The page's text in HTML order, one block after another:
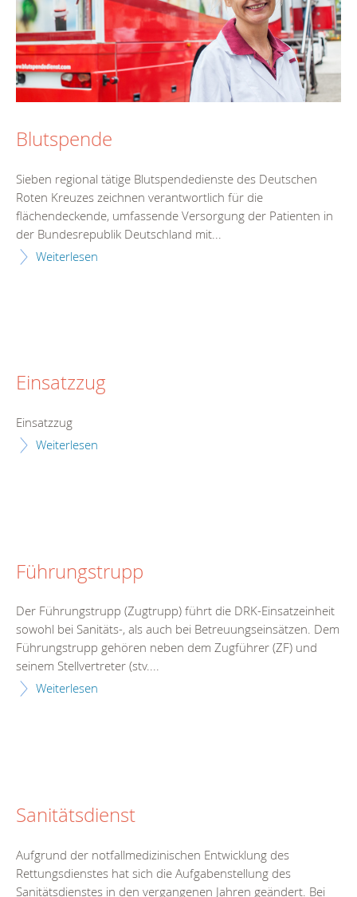
Blutspende
Sieben regional tätige Blutspendedienste des Deutschen
Roten Kreuzes zeichnen verantwortlich für die
flächendeckende, umfassende Versorgung der Patienten in
der Bundesrepublik Deutschland mit...
Weiterlesen
Einsatzzug
Einsatzzug
Weiterlesen
Führungstrupp
Der Führungstrupp (Zugtrupp) führt die DRK-Einsatzeinheit
sowohl bei Sanitäts-, als auch bei Betreuungseinsätzen. Dem
Führungstrupp gehören neben dem Zugführer (ZF) und
seinem Stellvertreter (stv....
Weiterlesen
Sanitätsdienst
Aufgrund der notfallmedizinischen Entwicklung des
Rettungsdienstes hat sich die Aufgabenstellung des
Sanitätsdienstes in den vergangenen Jahren geändert. Bei